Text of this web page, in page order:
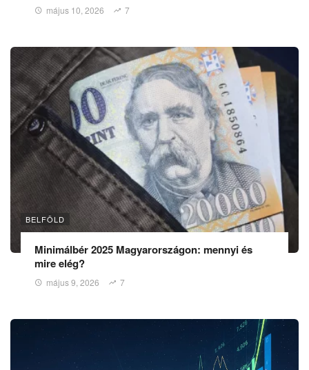
május 10, 2026 7
BELFÖLD
Minimálbér 2025 Magyarországon: mennyi és
mire elég?
május 9, 2026 7